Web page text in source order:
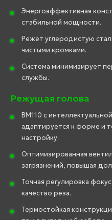
Энергоэффективная
стабильной мощности.
Режет углеродистую
чистыми кромками.
Система минимизирует
службы.
Режущая голова
BM110 с
адаптируется к форме и
настройку.
Оптимизированная
загрязнений, повышая
Точная регулировка
качество реза.
Термостойкая